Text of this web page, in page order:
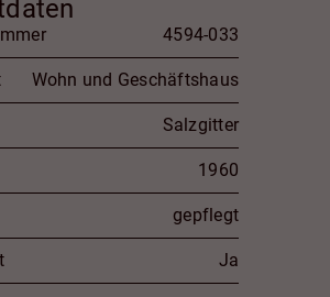
4594-033
Wohn und Geschäftshaus
Salzgitter
1960
gepflegt
Ja